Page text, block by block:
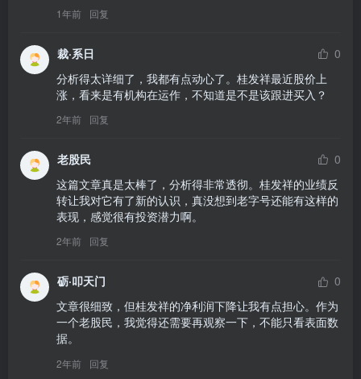
1年前 回复
裁·系日
0
分析得太详细了，我都有点动心了。桂发祥最近股价上
涨，看来是有机构在运作，不知道是不是该跟进买入？
2年前 回复
老股民
0
这篇文章真是太棒了，分析得非常透彻。桂发祥的业绩反
转让我对它有了新的认识，真没想到老字号还能有这样的
表现，感觉很有投资潜力啊。
2年前 回复
砺·叩天门
0
文章很细致，但桂发祥的净利润下降让我有点担心。作为
一个老股民，我觉得还需要再观察一下，不能只看表面数
据。
2年前 回复